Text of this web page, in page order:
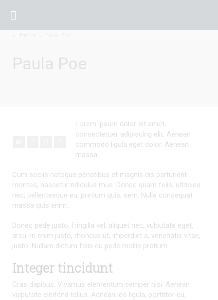
Paula Poe
Lorem ipsum dolor sit amet,
consectetuer adipiscing elit. Aenean
commodo ligula eget dolor. Aenean
massa.
Cum sociis natoque penatibus et magnis dis parturient
montes, nascetur ridiculus mus. Donec quam felis, ultricies
nec, pellentesque eu, pretium quis, sem. Nulla consequat
massa quis enim.
Donec pede justo, fringilla vel, aliquet nec, vulputate eget,
arcu. In enim justo, rhoncus ut, imperdiet a, venenatis vitae,
justo. Nullam dictum felis eu pede mollis pretium.
Integer tincidunt
Cras dapibus. Vivamus elementum semper nisi. Aenean
vulputate eleifend tellus. Aenean leo ligula, porttitor eu,